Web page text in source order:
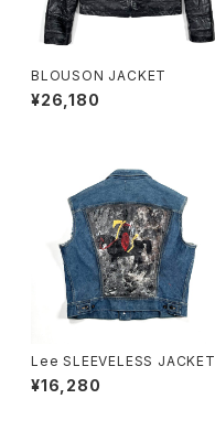
BLOUSON JACKET
¥26,180
Lee SLEEVELESS JACKET
¥16,280